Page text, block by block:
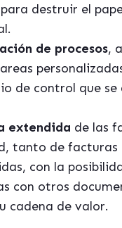
para destruir el
de procesos,
de control que se
extendida de las
tanto de facturas
con la
con otros
cadena de valor.